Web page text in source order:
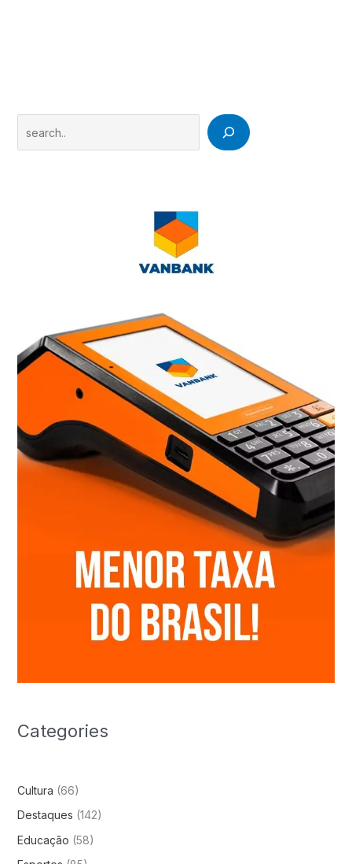
Categories
Cultura (66)
Destaques (142)
Educação (58)